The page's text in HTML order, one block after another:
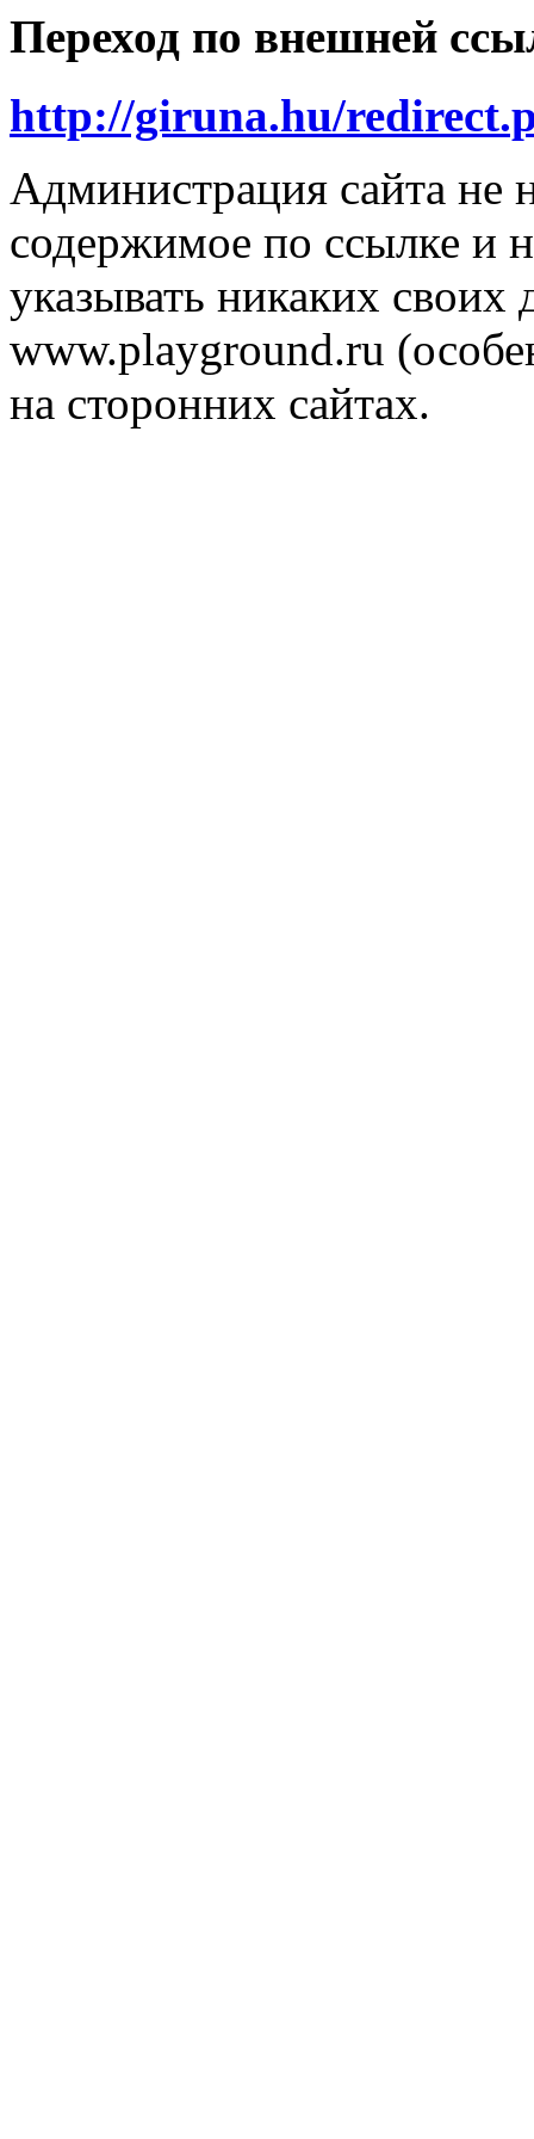
Переход по внешней
http://giruna.hu/
Администрация сайта не
содержимое по ссылке и
указывать никаких
www.playground.ru
на сторонних сайтах.